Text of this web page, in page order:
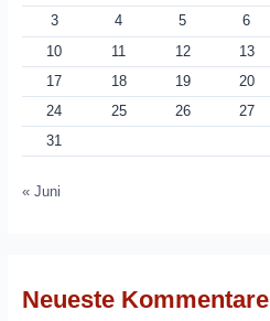
3
4 5 6
10
11 12 13
17
18 19 20
24
25 26 27
31
« Juni
Neueste Kommentare